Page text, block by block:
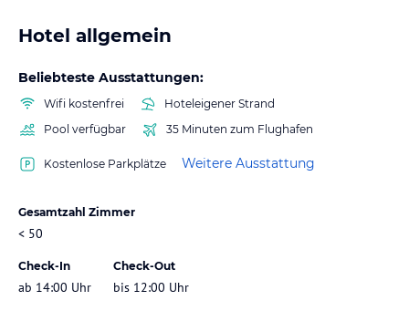
Hotel allgemein
Beliebteste Ausstattungen:
Wifi kostenfrei
Hoteleigener Strand
Pool verfügbar
35 Minuten zum Flughafen
Kostenlose Parkplätze Weitere Ausstattung
Gesamtzahl Zimmer
< 50
Check-In
ab 14:00 Uhr
Check-Out
bis 12:00 Uhr